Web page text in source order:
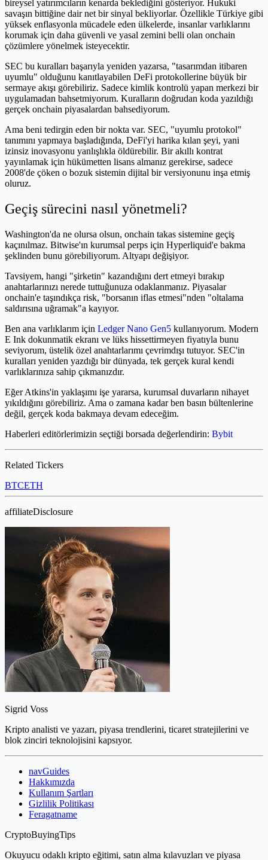
bireysel yatırımcıların kenarda beklediğini gösteriyor. Hukuki
savaşın bittiğine dair net bir sinyal bekliyorlar. Özellikle Türkiye gibi
yüksek enflasyonla mücadele eden ülkelerde, insanlar varlıklarını
korumak için daha güvenli ve yasal zemini belli olan onchain
çözümlere yönelmek isteyecektir.
SEC bu kuralları başarıyla yeniden yazarsa, "tasarımdan itibaren
uyumlu" olduğunu kanıtlayabilen DeFi protokollerine büyük bir
sermaye akışı görebiliriz. Sadece kimlik kontrolü yapan merkezi bir
uygulamadan bahsetmiyorum. Kuralların doğrudan koda yazıldığı
gerçek onchain piyasalardan bahsediyorum.
Ama beni tedirgin eden bir nokta var. SEC, "uyumlu protokol"
tanımını yapmaya başladığında, DeFi'yi harika kılan şeyi, yani
izinsiz inovasyonu yanlışlıkla öldürebilir. Bir akıllı kontrat
yayınlamak için hükümetten lisans almanız gerekirse, sadece
2008'de çöken o bozuk sistemin dijital bir versiyonunu inşa etmiş
oluruz.
Geçiş sürecini nasıl yönetmeli?
Washington'da ne olursa olsun, onchain takas sistemine geçiş
kaçınılmaz. Bitwise'ın kurumsal perps için Hyperliquid'e bakma
şeklinden bunu görebiliyorum. Altyapı değişiyor.
Tavsiyem, hangi "şirketin" kazandığını dert etmeyi bırakıp
anahtarlarınızı nerede tuttuğunuza odaklanmanız. Piyasalar
onchain'e taşındıkça risk, "borsanın iflas etmesi"nden "oltalama
saldırısına uğramak"a kayıyor.
Ben ana varlıklarım için Ledger Nano Gen5 kullanıyorum. Modern
E Ink dokunmatik ekranı ve lüks hissettirmeyen fiyatıyla bunu
seviyorum, üstelik özel anahtarlarımı çevrimdışı tutuyor. SEC'in
kuralları yeniden yazdığı bir dünyada, tek gerçek kural kendi
varlıklarınıza sahip çıkmanızdır.
Eğer Atkins'in yaklaşımı işe yararsa, kurumsal duvarların nihayet
yıkıldığını görebiliriz. Ama o zamana kadar ben basın bültenlerine
değil, gerçek koda bakmaya devam edeceğim.
Haberleri editörlerimizin seçtiği borsada değerlendirin: Bybit
Related Tickers
BTCETH
affiliateDisclosure
Sigrid Voss
Kripto analisti ve yazarı, piyasa trendlerini, ticaret stratejilerini ve
blok zinciri teknolojisini kapsıyor.
navGuides
Hakkımızda
Kullanım Şartları
Gizlilik Politikası
Feragatname
CryptoBuyingTips
Okuyucu odaklı kripto eğitimi, satın alma kılavuzları ve piyasa